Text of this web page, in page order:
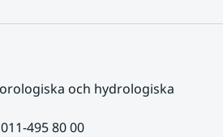
och hydrologiska
495 80 00